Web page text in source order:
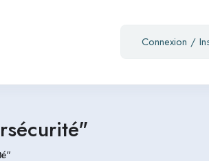
Connexion /